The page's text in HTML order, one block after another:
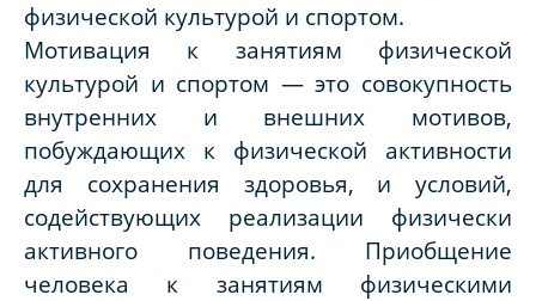
физической культурой и спортом.
Мотивация к занятиям физической
культурой и спортом — это совокупность
внутренних и внешних мотивов,
побуждающих к физической активности
для сохранения здоровья, и условий,
содействующих реализации физически
активного поведения. Приобщение
человека к занятиям физическими